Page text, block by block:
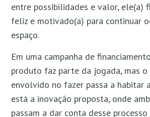
entre possibilidades e valor, ele(a)
feliz e motivado(a) para continuar
espaço.
Em uma campanha de
produto faz parte da jogada, mas o
envolvido no fazer passa a habitar
está a inovação proposta, onde
passam a dar conta desse